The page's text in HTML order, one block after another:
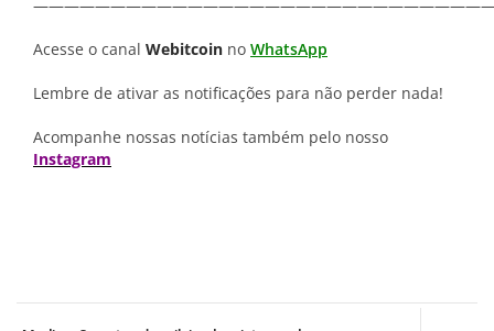
Acesse o canal Webitcoin no WhatsApp
Lembre de ativar as notificações para não perder nada!
Acompanhe nossas notícias também pelo nosso
Instagram